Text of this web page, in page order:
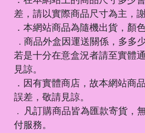
差，請以實際商品尺寸為主，謝
．本網站商品為隨機出貨，顏色
． 商品外盒因運送關係，多多
若是十分在意盒況者請至實體
見諒。
．因有實體商店，故本網站商
誤差，敬請見諒。
． 凡訂購商品皆為匯款寄貨，
付服務。